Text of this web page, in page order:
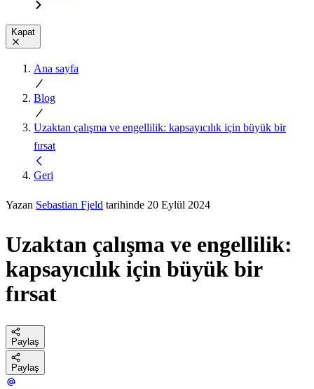
Kapat
Ana sayfa
Blog
Uzaktan çalışma ve engellilik: kapsayıcılık için büyük bir
fırsat
Geri
Yazan Sebastian Fjeld tarihinde 20 Eylül 2024
Uzaktan çalışma ve engellilik:
kapsayıcılık için büyük bir
fırsat
Paylaş
Paylaş